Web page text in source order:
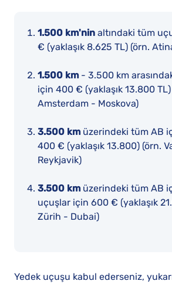
1.500 km'nin altındaki tüm
€ (yaklaşık 8.625 TL) (örn.
1.500 km- 3.500 km
için 400 € (yaklaşık 13.800
Amsterdam - Moskova)
3.500 kmüzerindeki tüm AB
400 € (yaklaşık 13.800) (örn.
Reykjavik)
3.500 kmüzerindeki tüm AB
uçuşlar için 600 € (yaklaşık
Zürih - Dubai)
Yedek uçuşu kabul ederseniz,